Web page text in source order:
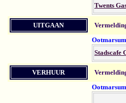
Twents
UITGAAN
Ootmarsum
Stadscafe
VERHUUR
Ootmarsum